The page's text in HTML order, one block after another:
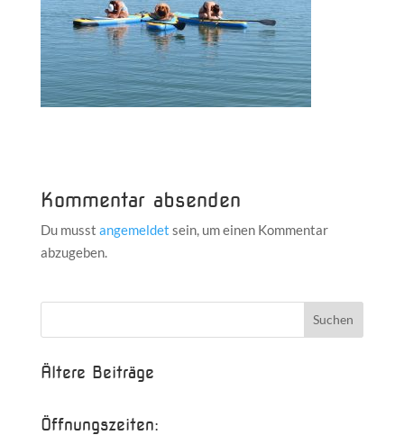
Kommentar absenden
Du musst angemeldet sein, um einen Kommentar
abzugeben.
Ältere Beiträge
Öffnungszeiten: